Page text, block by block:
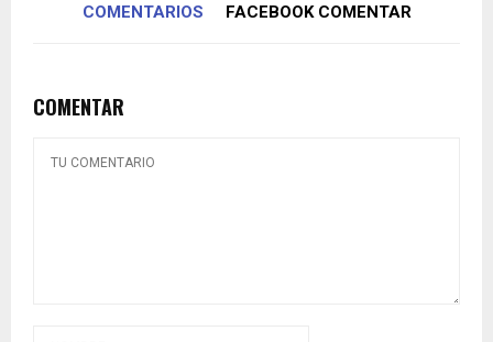
COMENTARIOS FACEBOOK COMENTAR
COMENTAR